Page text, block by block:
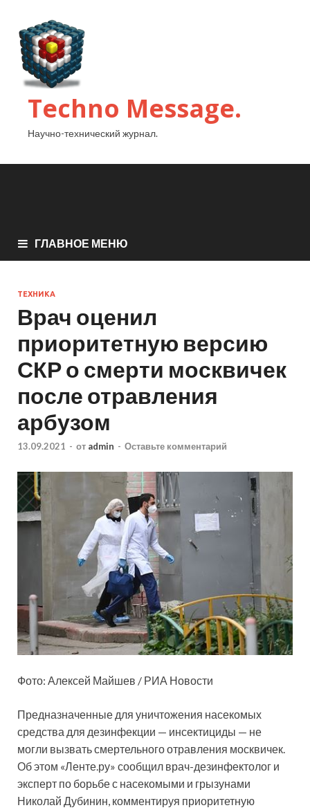
Techno Message.
Научно-технический журнал.
ГЛАВНОЕ МЕНЮ
ТЕХНИКА
Врач оценил
приоритетную версию
СКР о смерти москвичек
после отравления
арбузом
13.09.2021 - от admin - Оставьте комментарий
Фото: Алексей Майшев / РИА Новости
Предназначенные для уничтожения насекомых
средства для дезинфекции — инсектициды — не
могли вызвать смертельного отравления москвичек.
Об этом «Ленте.ру» сообщил врач-дезинфектолог и
эксперт по борьбе с насекомыми и грызунами
Николай Дубинин, комментируя приоритетную